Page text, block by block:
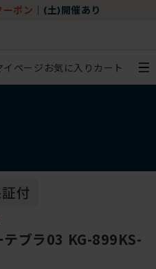
ーポン (土)開催あり
イページ お気に入り カート
ブラ03 KG-899KS-